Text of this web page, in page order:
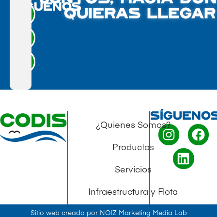
SÍGUENOSQUIERAS LLEGAR
¿Quienes Somos?
Productos
Servicios
Infraestructura y Flota
Sitio web creado por NOIZ Marketing Media Lab